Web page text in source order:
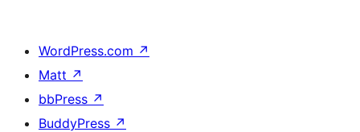
WordPress.com ↗
Matt ↗
bbPress ↗
BuddyPress ↗